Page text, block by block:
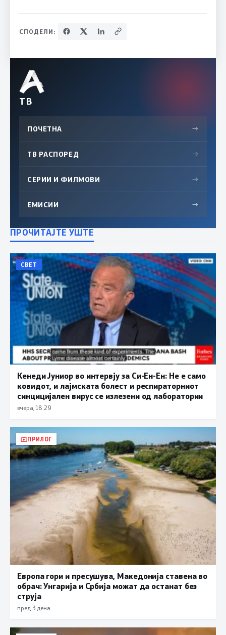
СПОДЕЛИ:
ТВ
ПОЧЕТНА →
ТВ РАСПОРЕД →
СЕРИИ И ФИЛМОВИ →
ЕМИСИИ →
ПРОЧИТАЈТЕ УШТЕ
СВЕТ
Кенеди Јуниор во интервју за Си-Ен-Ен: Не е само
ковидот, и лајмската болест и респираторниот
синцицијален вирус се излезени од лаборатории
вчера, 18:29
ПРИЛОГ
Европа гори и пресушува, Македонија ставена во
обрач: Унгарија и Србија можат да останат без
струја
пред 3 дена